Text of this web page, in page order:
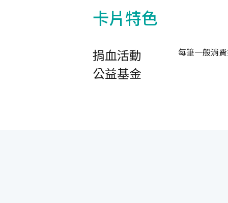
卡片特色
捐血活動
公益基金
每筆一般消